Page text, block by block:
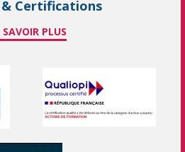
Certifications
SAVOIR PLUS